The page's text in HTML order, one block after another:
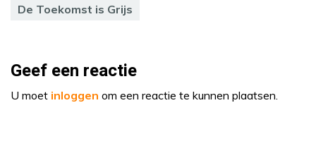
De Toekomst is Grijs
Geef een reactie
U moet inloggen om een reactie te kunnen plaatsen.